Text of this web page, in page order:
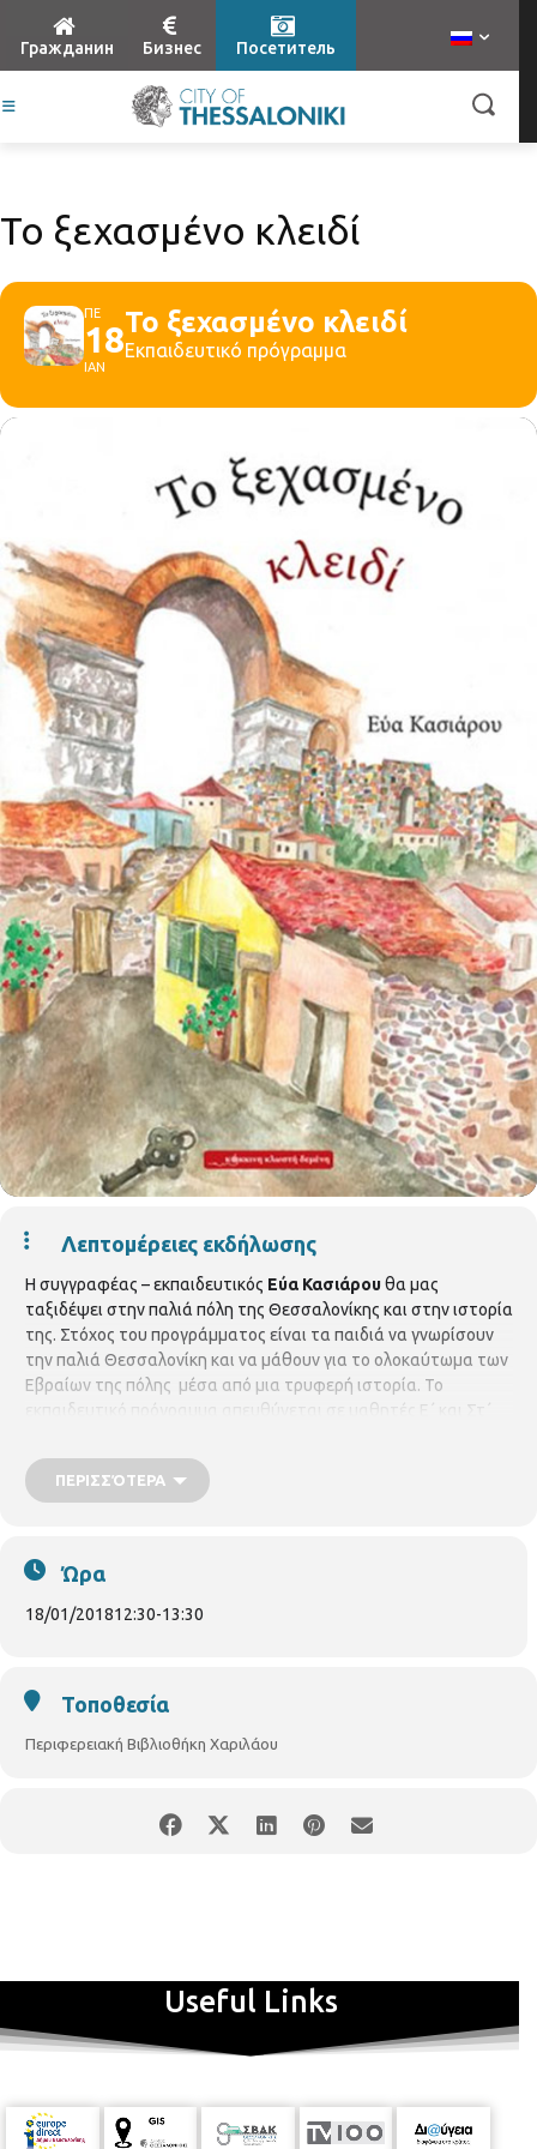
Гражданин Бизнес Посетитель
Το ξεχασμένο κλειδί
ΠΕ
18
ΙΑΝ
Το ξεχασμένο κλειδί
Εκπαιδευτικό πρόγραμμα
Λεπτομέρειες εκδήλωσης
Η συγγραφέας – εκπαιδευτικός Εύα Κασιάρουθα μας
ταξιδέψει στην παλιά πόλη της Θεσσαλονίκης και στην ιστορία
της. Στόχος του προγράμματος είναι τα παιδιά να γνωρίσουν
την παλιά Θεσσαλονίκη και να μάθουν για το ολοκαύτωμα των
Εβραίων της πόλης μέσα από μια τρυφερή ιστορία. Το
εκπαιδευτικό πρόγραμμα απευθύνεται σε μαθητές Ε΄ και Στ΄
Περιφερειακή Βιβλιοθήκη Χαριλάου (Νικάνορος 3, τηλ. 2310
324666) σε συνεργασία με τις εκδόσεις Κόκκινη Κλωστή Δεμένη
ΠΕΡΙΣΣΌΤΕΡΑ
Ώρα
18/01/201812:30-13:30
Τοποθεσία
Περιφερειακή Βιβλιοθήκη Χαριλάου
Useful Links